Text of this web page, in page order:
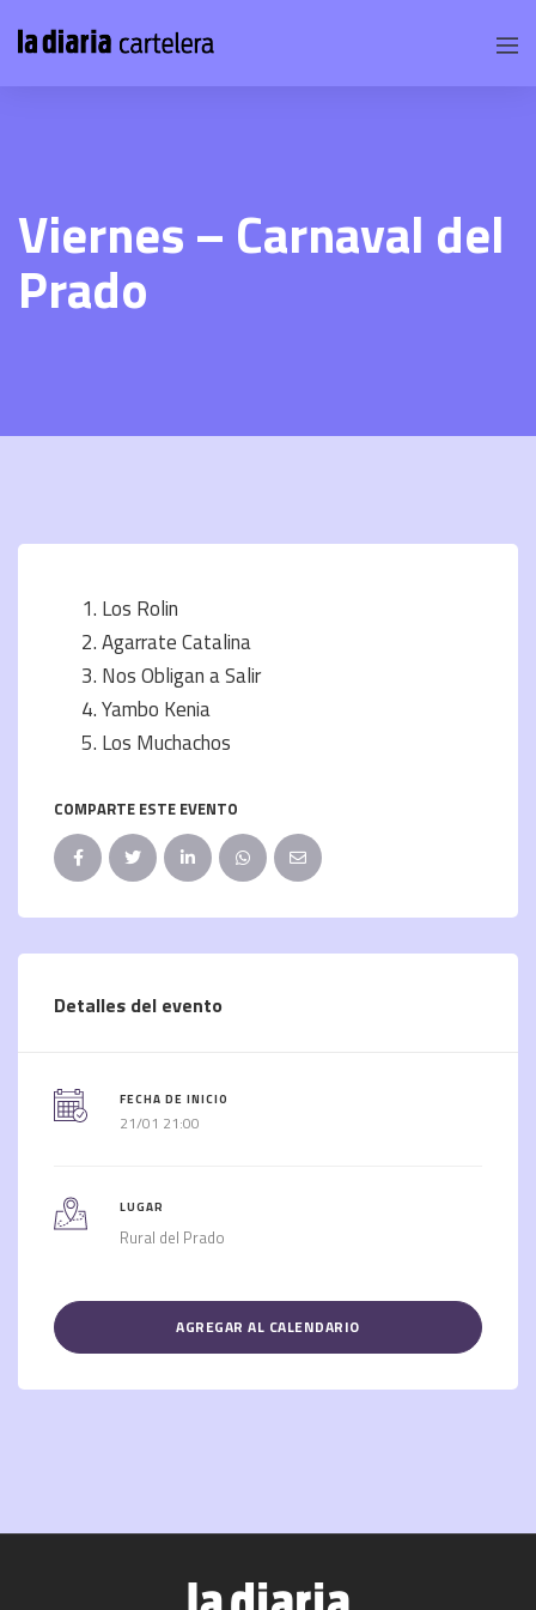
Viernes – Carnaval del
Prado
Los Rolin
Agarrate Catalina
Nos Obligan a Salir
Yambo Kenia
Los Muchachos
COMPARTE ESTE EVENTO
Detalles del evento
FECHA DE INICIO
21/01 21:00
LUGAR
Rural del Prado
AGREGAR AL CALENDARIO